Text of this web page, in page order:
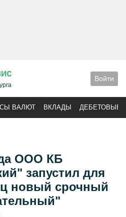
Войти
ВАЛЮТ ВКЛАДЫ ДЕБЕТОВЫЕ
ООО КБ
запустил для
новый срочный